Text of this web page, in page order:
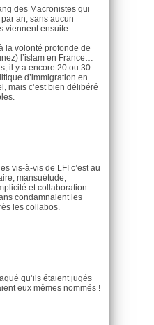
des Macronistes qui
an, sans aucun
viennent ensuite
la volonté profonde de
l’islam en France…
il y a encore 20 ou 30
d’immigration en
mais c’est bien délibéré
vis-à-vis de LFI c’est au
mansuétude,
et collaboration.
condamnaient les
les collabos.
qu’ils étaient jugés
eux mêmes nommés !